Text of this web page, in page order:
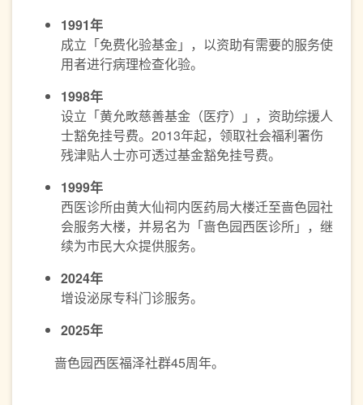
1991年
成立「免费化验基金」，以资助有需要的服务使
用者进行病理检查化验。
1998年
设立「黄允畋慈善基金（医疗）」，资助综援人
士豁免挂号费。2013年起，领取社会福利署伤
残津贴人士亦可透过基金豁免挂号费。
1999年
西医诊所由黄大仙祠内医药局大楼迁至啬色园社
会服务大楼，并易名为「啬色园西医诊所」，继
续为市民大众提供服务。
2024年
增设泌尿专科门诊服务。
2025年
啬色园西医福泽社群45周年。